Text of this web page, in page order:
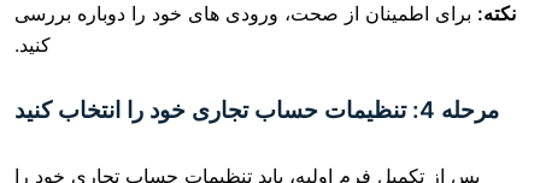
از صحت، ورودی های خود را دوباره بررسی
فرم اولیه، باید تنظیمات حساب تجاری خود را